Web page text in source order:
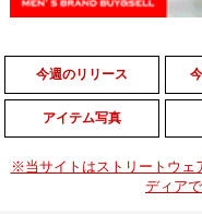
今週のリリース
アイテム写真
※当サイトはストリートウェ
ディア